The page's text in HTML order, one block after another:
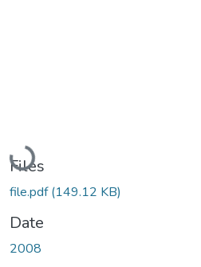
Loading...
Files
file.pdf(149.12 KB)
Date
2008